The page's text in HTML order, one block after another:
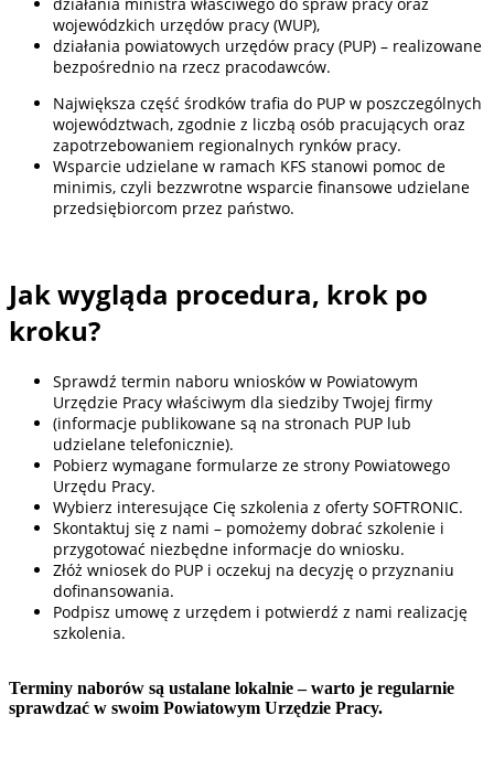
wojewódzkich urzędów pracy (WUP),
działania powiatowych urzędów pracy (PUP) – realizowane
bezpośrednio na rzecz pracodawców.
Największa część środków trafia do PUP w poszczególnych
województwach, zgodnie z liczbą osób pracujących oraz
zapotrzebowaniem regionalnych rynków pracy.
Wsparcie udzielane w ramach KFS stanowi pomoc de
minimis, czyli bezzwrotne wsparcie finansowe udzielane
przedsiębiorcom przez państwo.
Jak wygląda procedura, krok po
kroku?
Sprawdź termin naboru wniosków w Powiatowym
Urzędzie Pracy właściwym dla siedziby Twojej firmy
(informacje publikowane są na stronach PUP lub
udzielane telefonicznie).
Pobierz wymagane formularze ze strony Powiatowego
Urzędu Pracy.
Wybierz interesujące Cię szkolenia z oferty SOFTRONIC.
Skontaktuj się z nami – pomożemy dobrać szkolenie i
przygotować niezbędne informacje do wniosku.
Złóż wniosek do PUP i oczekuj na decyzję o przyznaniu
dofinansowania.
Podpisz umowę z urzędem i potwierdź z nami realizację
szkolenia.
Terminy naborów są ustalane lokalnie – warto je regularnie
sprawdzać w swoim Powiatowym Urzędzie Pracy.